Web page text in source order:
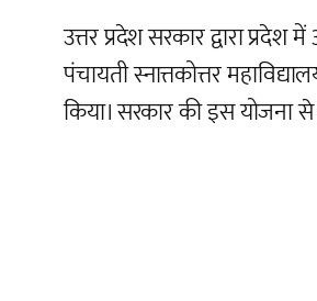
उत्तर प्रदेश सरकार द्वारा
पंचायती स्नात्तकोत्तर
किया। सरकार की इस योजना से